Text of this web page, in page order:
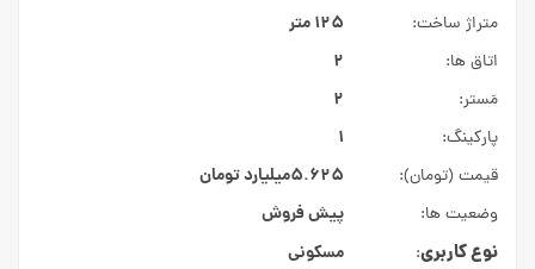
متراژ ساخت: ۱۲۵ متر
اتاق ها: ۲
مَستر: ۲
پارکینگ: ۱
قیمت (تومان): ۵.۶۲۵میلیارد تومان
وضعیت ها: پیش فروش
نوع کاربری: مسکونی